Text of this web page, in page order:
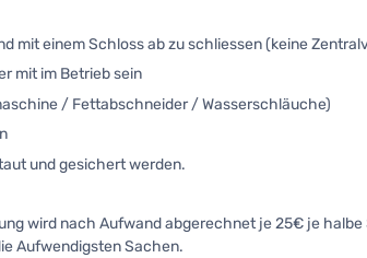
mit einem Schloss ab zu schliessen (keine
mit im Betrieb sein
/ Fettabschneider / Wasserschläuche)
und gesichert werden.
wird nach Aufwand abgerechnet je 25€ je
Aufwendigsten Sachen.